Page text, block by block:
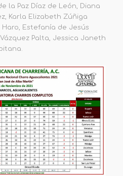
la Paz Díaz de León, Diana
Karla Elizabeth Zúñiga
Estefanía de Jesús
Palta, Jessica Janeth